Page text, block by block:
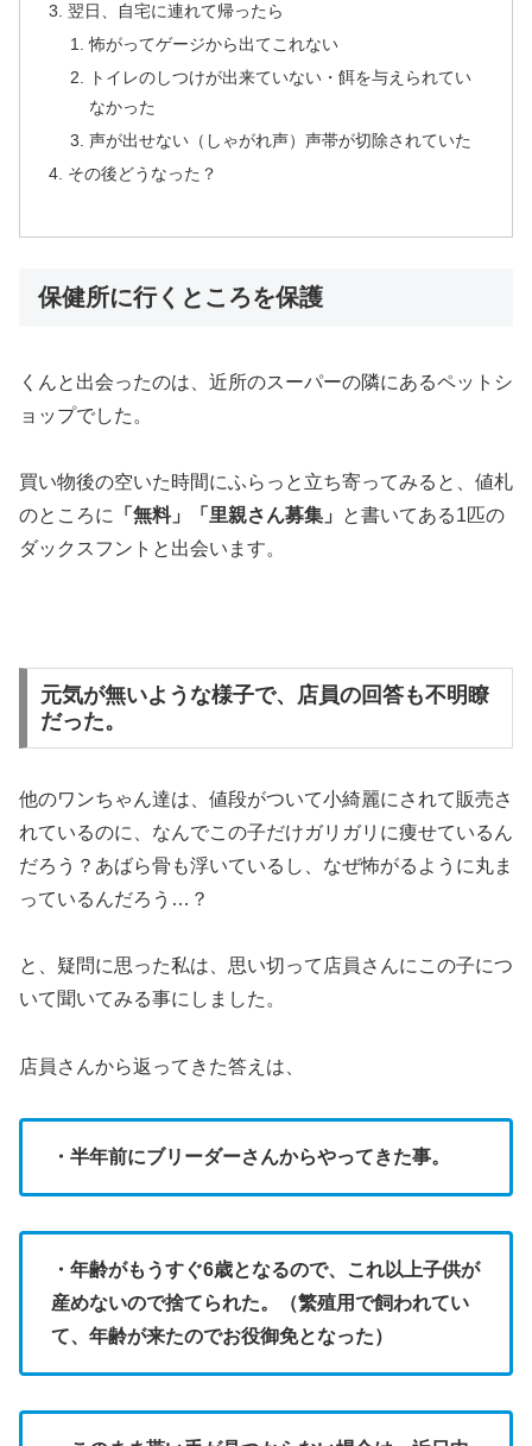
翌日、自宅に連れて帰ったら
怖がってゲージから出てこれない
トイレのしつけが出来ていない・餌を与えられてい
なかった
声が出せない（しゃがれ声）声帯が切除されていた
その後どうなった？
保健所に行くところを保護
くんと出会ったのは、近所のスーパーの隣にあるペットシ
ョップでした。
買い物後の空いた時間にふらっと立ち寄ってみると、値札
のところに
「無料」「里親さん募集」
と書いてある1匹の
ダックスフントと出会います。
元気が無いような様子で、店員の回答も不明瞭
だった。
他のワンちゃん達は、値段がついて小綺麗にされて販売さ
れているのに、なんでこの子だけガリガリに痩せているん
だろう？あばら骨も浮いているし、なぜ怖がるように丸ま
っているんだろう…？
と、疑問に思った私は、思い切って店員さんにこの子につ
いて聞いてみる事にしました。
店員さんから返ってきた答えは、
・半年前にブリーダーさんからやってきた事。
・年齢がもうすぐ6歳となるので、これ以上子供が
産めないので捨てられた。（繁殖用で飼われてい
て、年齢が来たのでお役御免となった）